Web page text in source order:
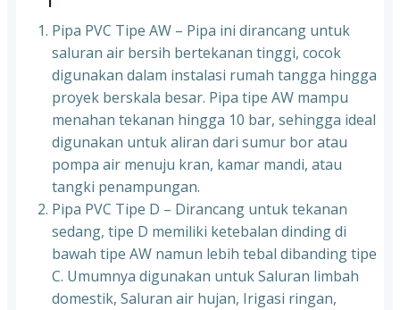
Pipa PVC Tipe AW – Pipa ini dirancang untuk
saluran air bersih bertekanan tinggi, cocok
digunakan dalam instalasi rumah tangga hingga
proyek berskala besar. Pipa tipe AW mampu
menahan tekanan hingga 10 bar, sehingga ideal
digunakan untuk aliran dari sumur bor atau
pompa air menuju kran, kamar mandi, atau
tangki penampungan.
Pipa PVC Tipe D – Dirancang untuk tekanan
sedang, tipe D memiliki ketebalan dinding di
bawah tipe AW namun lebih tebal dibanding tipe
C. Umumnya digunakan untuk Saluran limbah
domestik, Saluran air hujan, Irigasi ringan,